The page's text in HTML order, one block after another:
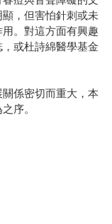
，但害怕針刺或未
。對這方面有興趣
或杜詩綿醫學基金
係密切而重大，本
序。